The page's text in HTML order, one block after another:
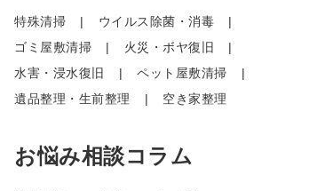
特殊清掃
ウイルス除菌・消毒
ゴミ屋敷清掃
火災・ボヤ復旧
水害・浸水復旧
ペット屋敷清掃
遺品整理・生前整理
空き家整理
お悩み相談コラム